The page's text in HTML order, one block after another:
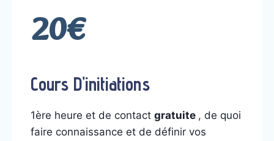
20€
Cours D’initiations
1ère heure et de contact gratuite , de quoi
faire connaissance et de définir vos